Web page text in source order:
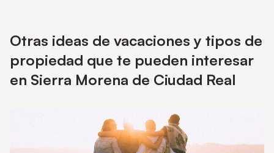
Otras ideas de vacaciones y tipos de
propiedad que te pueden interesar
en Sierra Morena de Ciudad Real